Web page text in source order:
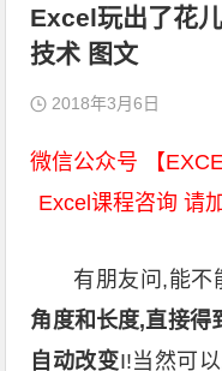
Excel玩出了花
技术 图文
2018年3月6日
微信公众号 【
Excel课程咨询 请
有朋友问,能不
角度和长度,直接得
自动改变I!当然可